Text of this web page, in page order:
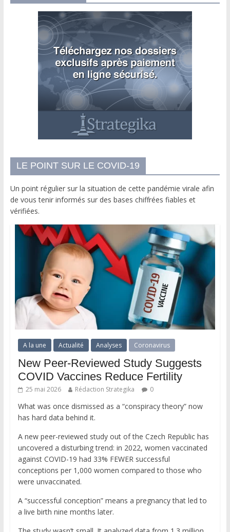
LE POINT SUR LE COVID-19
Un point régulier sur la situation de cette pandémie virale afin
de vous tenir informés sur des bases chiffrées fiables et
vérifiées.
A la une Actualité Analyses Coronavirus
New Peer-Reviewed Study Suggests
COVID Vaccines Reduce Fertility
25 mai 2026 Rédaction Strategika 0
What was once dismissed as a “conspiracy theory” now
has hard data behind it.
A new peer-reviewed study out of the Czech Republic has
uncovered a disturbing trend: in 2022, women vaccinated
against COVID-19 had 33% FEWER successful
conceptions per 1,000 women compared to those who
were unvaccinated.
A “successful conception” means a pregnancy that led to
a live birth nine months later.